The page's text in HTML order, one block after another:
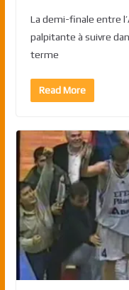
La demi-finale entre
palpitante à suivre
terme
Read More